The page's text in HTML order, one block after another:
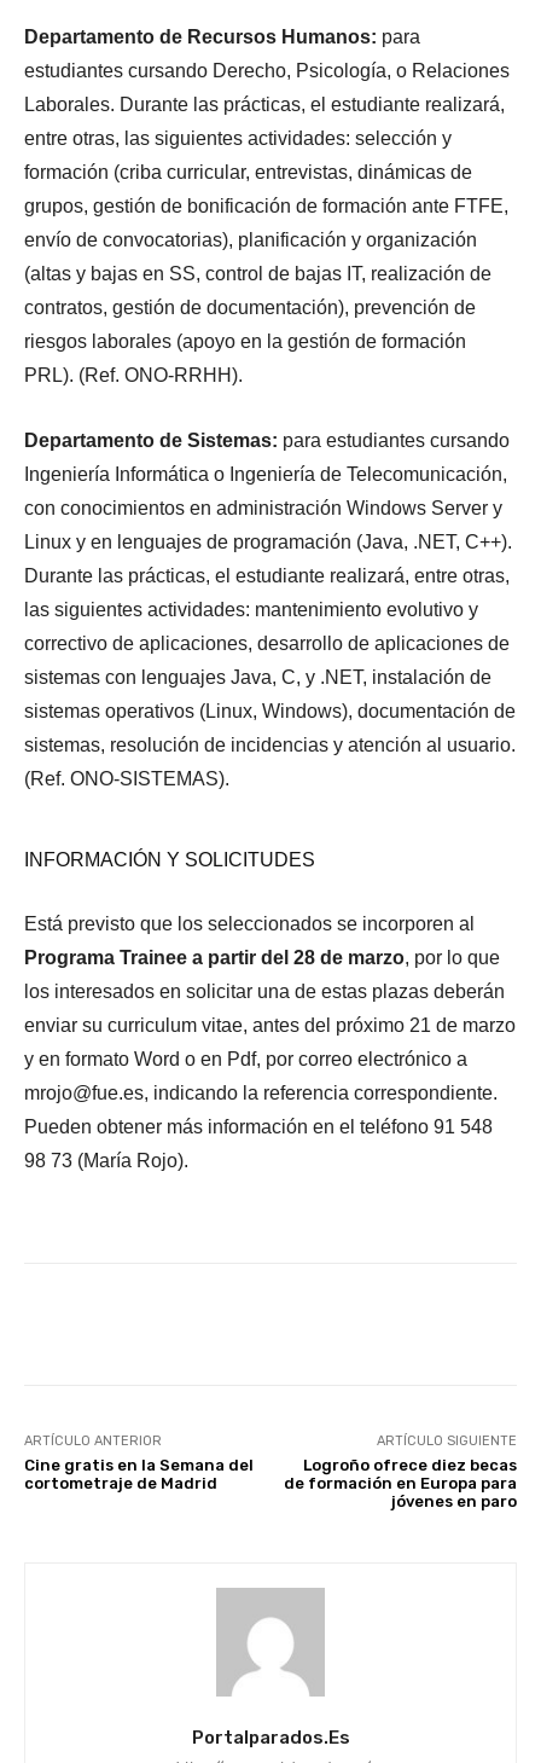
Departamento de Recursos Humanos: para
estudiantes cursando Derecho, Psicología, o Relaciones
Laborales. Durante las prácticas, el estudiante realizará,
entre otras, las siguientes actividades: selección y
formación (criba curricular, entrevistas, dinámicas de
grupos, gestión de bonificación de formación ante FTFE,
envío de convocatorias), planificación y organización
(altas y bajas en SS, control de bajas IT, realización de
contratos, gestión de documentación), prevención de
riesgos laborales (apoyo en la gestión de formación
PRL). (Ref. ONO-RRHH).
Departamento de Sistemas: para estudiantes cursando
Ingeniería Informática o Ingeniería de Telecomunicación,
con conocimientos en administración Windows Server y
Linux y en lenguajes de programación (Java, .NET, C++).
Durante las prácticas, el estudiante realizará, entre otras,
las siguientes actividades: mantenimiento evolutivo y
correctivo de aplicaciones, desarrollo de aplicaciones de
sistemas con lenguajes Java, C, y .NET, instalación de
sistemas operativos (Linux, Windows), documentación de
sistemas, resolución de incidencias y atención al usuario.
(Ref. ONO-SISTEMAS).
INFORMACIÓN Y SOLICITUDES
Está previsto que los seleccionados se incorporen al
Programa Trainee a partir del 28 de marzo, por lo que
los interesados en solicitar una de estas plazas deberán
enviar su curriculum vitae, antes del próximo 21 de marzo
y en formato Word o en Pdf, por correo electrónico a
mrojo@fue.es, indicando la referencia correspondiente.
Pueden obtener más información en el teléfono 91 548
98 73 (María Rojo).
ARTÍCULO ANTERIOR
Cine gratis en la Semana del
cortometraje de Madrid
ARTÍCULO SIGUIENTE
Logroño ofrece diez becas
de formación en Europa para
jóvenes en paro
Portalparados.es